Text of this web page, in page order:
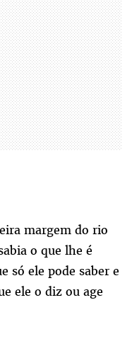
margem do rio
o que lhe é
só ele pode saber e
ele o diz ou age